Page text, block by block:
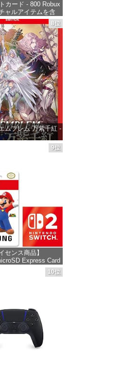
カード - 800 Robux
ャルアイテムを含
インゲームコー
クス | オンライン
価格：¥1,300
8位
ムブレム 万紫千紅 -
価格：¥8,979
9位
センス商品】
Express Card
Switch 2(サ
クロSDエクスプレス
価格：¥9,380
10位